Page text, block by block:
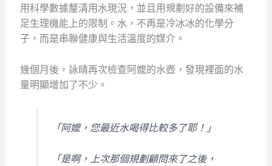
用科學數據釐清用水現況，並且用規劃好的設備來補
足生理機能上的限制。水，不再是冷冰冰的化學分
子，而是串聯健康與生活溫度的媒介。
幾個月後，詠晴再次檢查阿嬤的水壺，發現裡面的水
量明顯增加了不少。
「阿嬤，您最近水喝得比較多了耶！」
「是啊，上次那個規劃顧問來了之後，